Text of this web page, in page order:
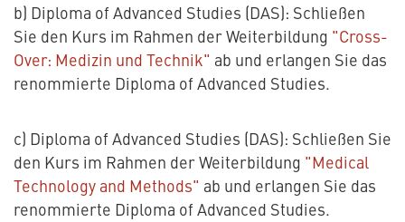
b) Diploma of Advanced Studies (DAS): Schließen
Sie den Kurs im Rahmen der Weiterbildung "Cross-
Over: Medizin und Technik" ab und erlangen Sie das
renommierte Diploma of Advanced Studies.
c) Diploma of Advanced Studies (DAS): Schließen Sie
den Kurs im Rahmen der Weiterbildung "Medical
Technology and Methods" ab und erlangen Sie das
renommierte Diploma of Advanced Studies.